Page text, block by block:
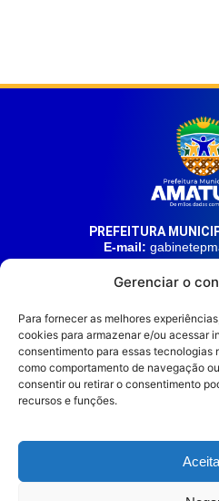
Gerenciar o
Para fornecer as melhores
cookies para armazenar e/ou acessar
consentimento para essas tecnologias
como comportamento de navegação
consentir ou retirar o consentimento
recursos e funções.
PREFEITURA
E-mail:
Av. 21 de Junho, n°
HORÁRIO DE
Segunda à sexta,